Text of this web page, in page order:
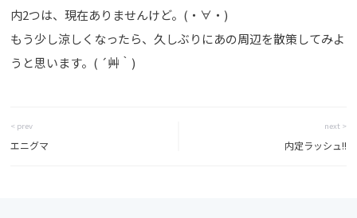
内2つは、現在ありませんけど。(・∀・)
もう少し涼しくなったら、久しぶりにあの周辺を散策してみよ
うと思います。( ´艸｀)
< prev
エニグマ
next >
内定ラッシュ!!